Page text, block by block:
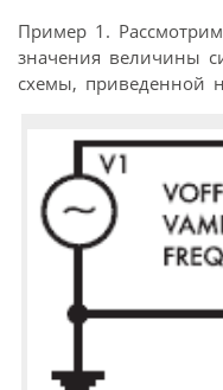
Пример 1.
значения величины
схемы, приведенной